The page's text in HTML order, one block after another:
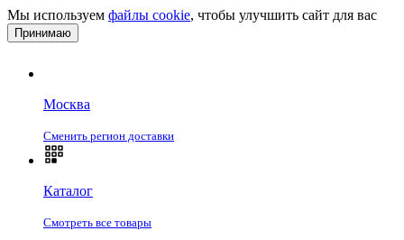
Мы используем файлы cookie, чтобы улучшить сайт для вас
Принимаю
Москва
Сменить регион доставки
Каталог
Смотреть все товары